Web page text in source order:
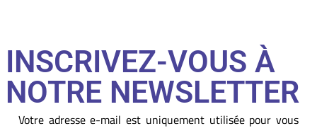
INSCRIVEZ-VOUS À
NOTRE NEWSLETTER
Votre adresse e-mail est uniquement utilisée pour vous